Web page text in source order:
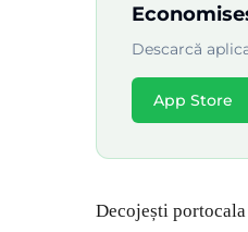
Descarcă
App Store
Decojești